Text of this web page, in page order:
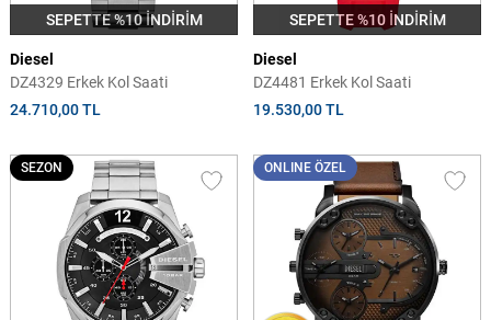
SEPETTE %10 İNDİRİM
Diesel
DZ4329 Erkek Kol Saati
24.710,00 TL
SEPETTE %10 İNDİRİM
Diesel
DZ4481 Erkek Kol Saati
19.530,00 TL
SEZON ONLINE ÖZEL